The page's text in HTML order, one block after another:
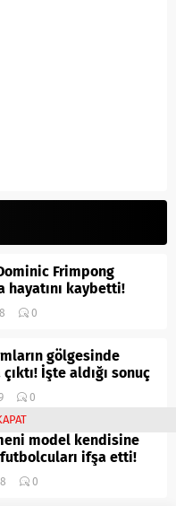
Frimpong
hayatını kaybetti!
0
gölgesinde
İşte aldığı sonuç
0
model kendisine
ifşa etti!
0